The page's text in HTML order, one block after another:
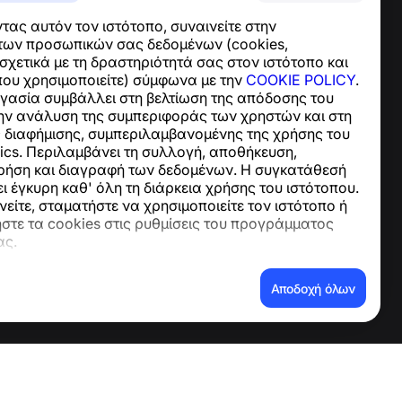
αυτόν τον ιστότοπο, συναινείτε στην
προσωπικών σας δεδομένων (cookies,
με τη δραστηριότητά σας στον ιστότοπο και
χρησιμοποιείτε) σύμφωνα με την COOKIE POLICY.
συμβάλλει στη βελτίωση της απόδοσης του
ανάλυση της συμπεριφοράς των χρηστών και στη
διαφήμισης, συμπεριλαμβανομένης της χρήσης του
Περιλαμβάνει τη συλλογή, αποθήκευση,
και διαγραφή των δεδομένων. Η συγκατάθεσή
έγκυρη καθ' όλη τη διάρκεια χρήσης του ιστότοπου.
σταματήστε να χρησιμοποιείτε τον ιστότοπο ή
τα cookies στις ρυθμίσεις του προγράμματος
Αποδοχή όλων
Ειδήσεις και Άρθρα
Σχετικά με το έργο
Επαφές